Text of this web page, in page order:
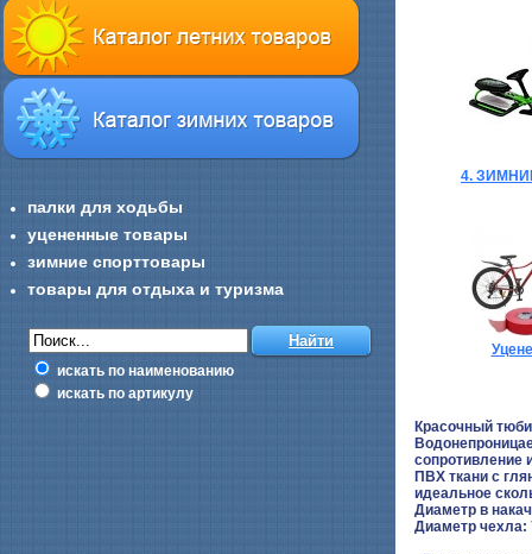
палки для ходьбы
уцененные товары
зимние спорттовары
товары для отдыха и туризма
искать по наименованию
искать по артикулу
4.
Красочный
сопротивление
ПВХ ткани с
идеальное
Диаметр в
Диаметр чехла: